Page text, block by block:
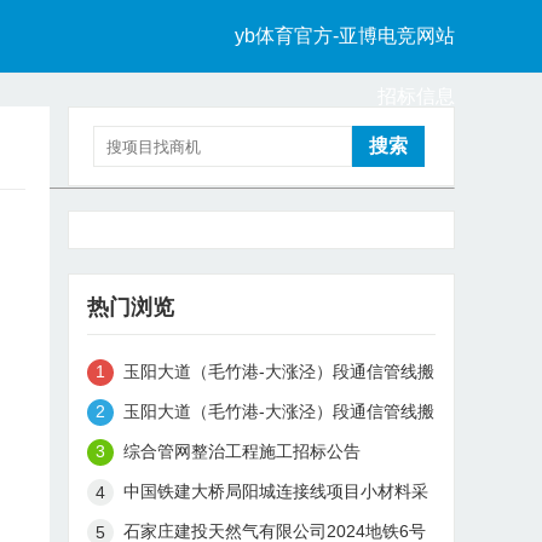
yb体育官方-亚博电竞网站
中标信息
热门浏览
玉阳大道（毛竹港-大涨泾）段通信管线搬
迁工程中标候选人公示
玉阳大道（毛竹港-大涨泾）段通信管线搬
迁工程（监理）中标候选人公示
综合管网整治工程施工招标公告
中国铁建大桥局阳城连接线项目小材料采
购招标公告
石家庄建投天然气有限公司2024地铁6号